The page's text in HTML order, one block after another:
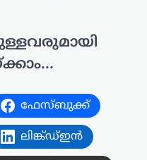
ഫേസ്ബുക്ക്
ലിങ്ക്ഡ്ഇൻ